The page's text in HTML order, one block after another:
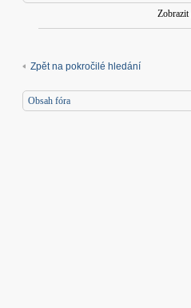
Zobrazit
Zpět na pokročilé hledání
Obsah fóra